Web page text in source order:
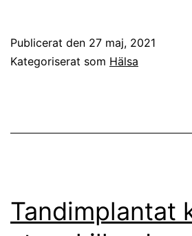
Publicerat den 27 maj, 2021
Kategoriserat som Hälsa
Tandimplantat